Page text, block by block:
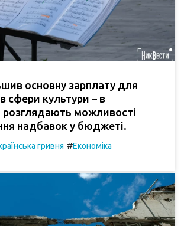
основну зарплату для
сфери культури – в
розглядають можливості
надбавок у бюджеті.
гривня #Економіка